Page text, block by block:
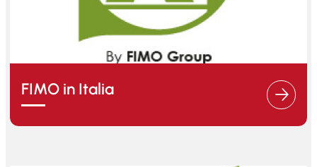
FIMO in Italia